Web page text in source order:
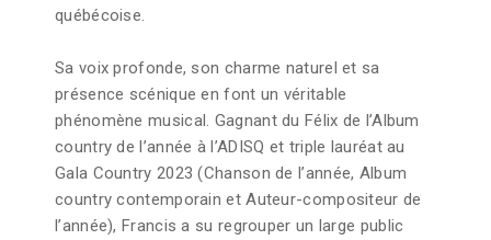
québécoise.
Sa voix profonde, son charme naturel et sa
présence scénique en font un véritable
phénomène musical. Gagnant du Félix de l’Album
country de l’année à l’ADISQ et triple lauréat au
Gala Country 2023 (Chanson de l’année, Album
country contemporain et Auteur-compositeur de
l’année), Francis a su regrouper un large public